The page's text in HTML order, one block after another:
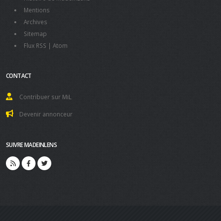
Mentions
Archives
Sitemap
Flux RSS | Atom
CONTACT
Contribuer sur MiL
Devenir annonceur
SUIVRE MADEINLENS